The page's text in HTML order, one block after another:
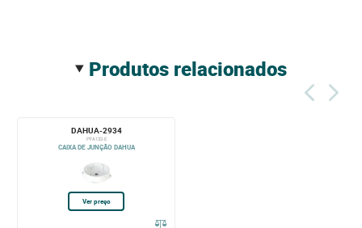
produtos relacionados
DAHUA-2934
PFA132-E
CAIXA DE JUNÇÃO DAHUA
Ver preço